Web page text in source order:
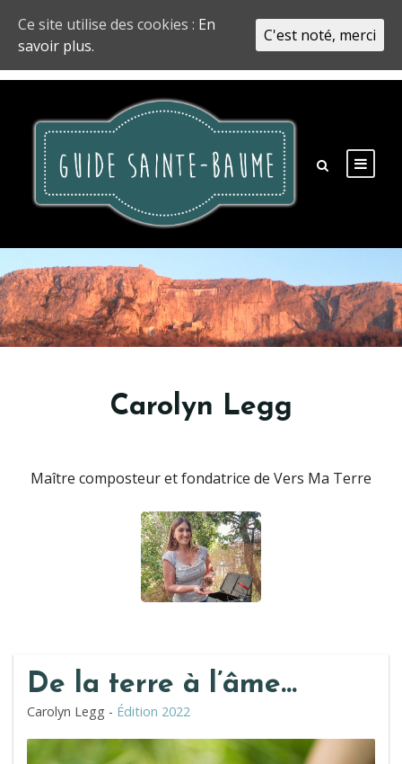
Carolyn Legg
Maître composteur et fondatrice de Vers Ma Terre
De la terre à l’âme…
Carolyn Legg - Édition 2022
Ce site utilise des cookies : En
savoir plus.
C'est noté, merci